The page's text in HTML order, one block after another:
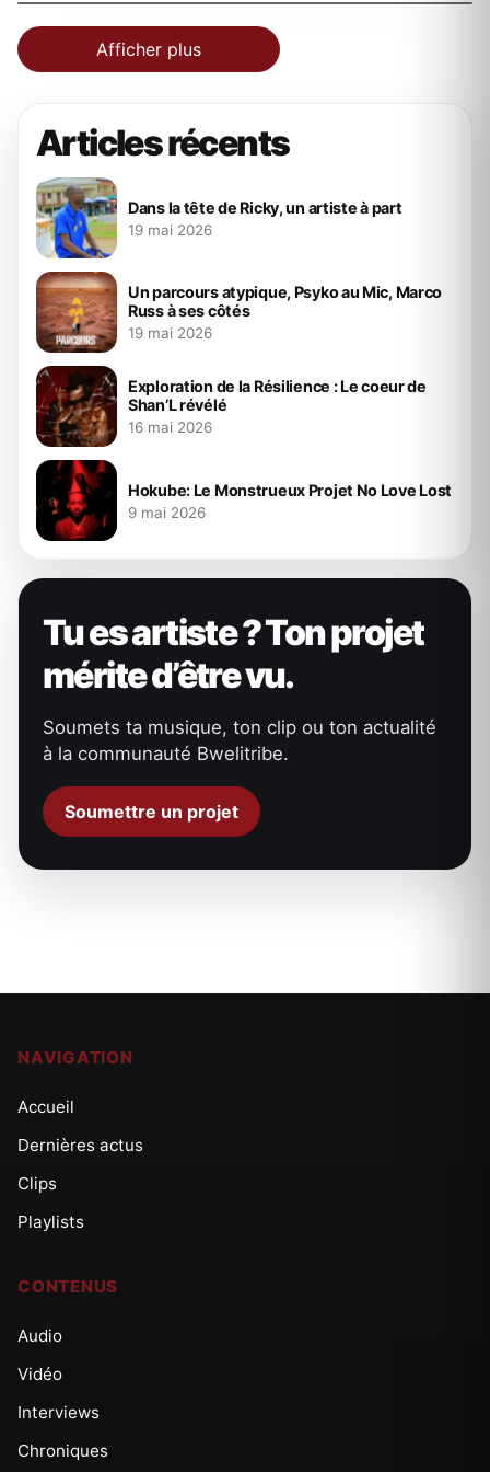
Afficher plus
Articles récents
Dans la tête de Ricky, un artiste à part
19 mai 2026
Un parcours atypique, Psyko au Mic, Marco
Russ à ses côtés
19 mai 2026
Exploration de la Résilience : Le coeur de
Shan’L révélé
16 mai 2026
Hokube: Le Monstrueux Projet No Love Lost
9 mai 2026
Tu es artiste ? Ton projet
mérite d’être vu.
Soumets ta musique, ton clip ou ton actualité
à la communauté Bwelitribe.
Soumettre un projet
NAVIGATION
Accueil
Dernières actus
Clips
Playlists
CONTENUS
Audio
Vidéo
Interviews
Chroniques